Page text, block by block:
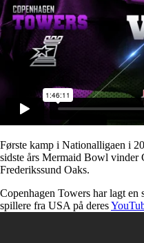
Første kamp i Nationalligaen i
sidste års Mermaid Bowl vinder
Frederikssund Oaks.
Copenhagen Towers har lagt
spillere fra USA på deres